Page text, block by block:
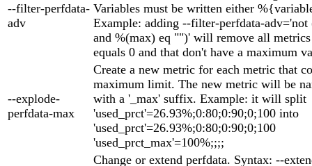
--filter-perfdata-
adv
Variables must be written either
Example: adding --filter-perfdata-
and %(max) eq "")' will remove all
equals 0 and that don't have a maximum
--explode-
perfdata-max
Create a new metric for each metric that
maximum limit. The new metric will be
with a '_max' suffix. Example: it will split
'used_prct'=26.93%;0:80;0:90;0;100 into
'used_prct'=26.93%;0:80;0:90;0;100
'used_prct_max'=100%;;;;
Change or extend perfdata. Syntax: --